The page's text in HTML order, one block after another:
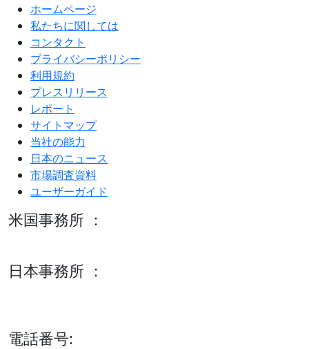
ホームページ
私たちに関しては
コンタクト
プライバシーポリシー
利用規約
プレスリリース
レポート
サイトマップ
当社の能力
日本のニュース
市場調査資料
ユーザーガイド
米国事務所 ：
日本事務所 ：
電話番号: